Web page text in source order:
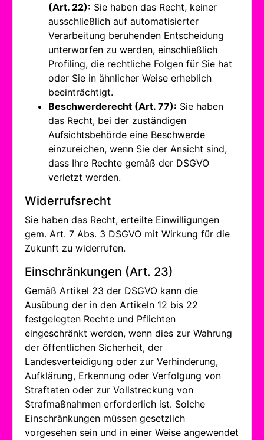
(Art. 22): Sie haben das Recht, keiner
ausschließlich auf automatisierter
Verarbeitung beruhenden Entscheidung
unterworfen zu werden, einschließlich
Profiling, die rechtliche Folgen für Sie hat
oder Sie in ähnlicher Weise erheblich
beeinträchtigt.
Beschwerderecht (Art. 77): Sie haben
das Recht, bei der zuständigen
Aufsichtsbehörde eine Beschwerde
einzureichen, wenn Sie der Ansicht sind,
dass Ihre Rechte gemäß der DSGVO
verletzt werden.
Widerrufsrecht
Sie haben das Recht, erteilte Einwilligungen
gem. Art. 7 Abs. 3 DSGVO mit Wirkung für die
Zukunft zu widerrufen.
Einschränkungen (Art. 23)
Gemäß Artikel 23 der DSGVO kann die
Ausübung der in den Artikeln 12 bis 22
festgelegten Rechte und Pflichten
eingeschränkt werden, wenn dies zur Wahrung
der öffentlichen Sicherheit, der
Landesverteidigung oder zur Verhinderung,
Aufklärung, Erkennung oder Verfolgung von
Straftaten oder zur Vollstreckung von
Strafmaßnahmen erforderlich ist. Solche
Einschränkungen müssen gesetzlich
vorgesehen sein und in einer Weise angewendet